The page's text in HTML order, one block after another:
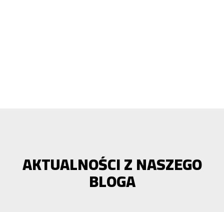
AKTUALNOŚCI Z NASZEGO
BLOGA